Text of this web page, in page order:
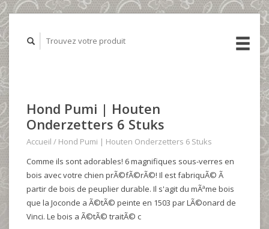
Nederlands
Hond Pumi | Houten
Onderzetters 6 Stuks
Accueil / Hond Pumi | Houten Onderzetters 6 Stuks
Comme ils sont adorables! 6 magnifiques sous-verres en
bois avec votre chien prÃ©fÃ©rÃ©! Il est fabriquÃ© Ã
partir de bois de peuplier durable. Il s'agit du mÃªme bois
que la Joconde a Ã©tÃ© peinte en 1503 par LÃ©onard de
Vinci. Le bois a Ã©tÃ© traitÃ© c